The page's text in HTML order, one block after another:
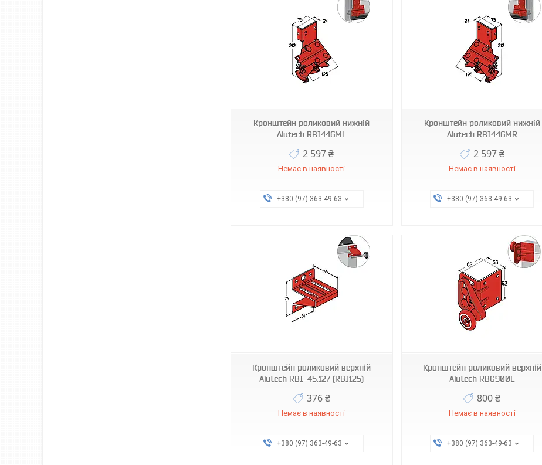
Кронштейн роликовий нижній
Alutech RBI446ML
2 597 ₴
Немає в наявності
+380 (97) 363-49-63
Кронштейн роликовий нижній
Alutech RBI446MR
2 597 ₴
Немає в наявності
+380 (97) 363-49-63
Кронштейн роликовий верхній
Alutech RBI-45.127 (RBI125)
376 ₴
Немає в наявності
+380 (97) 363-49-63
Кронштейн роликовий верхній
Alutech RBG900L
800 ₴
Немає в наявності
+380 (97) 363-49-63
RBG900R